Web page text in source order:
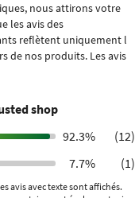
nous attirons votre
les avis des
reflètent uniquement l
de nos produits. Les avis
influences de notre
de notre propriété.
d’expériences personnelles
étayées par aucune
de services indépendant
des avis. Trusted
shop
92.3%
(12)
7.7% (1)
avis avec texte sont affichés.